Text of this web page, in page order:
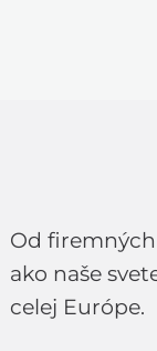
Od
ako naše
celej Európe.